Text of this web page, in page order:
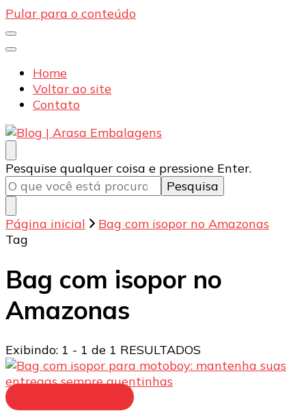
Pular para o conteúdo
Home
Voltar ao site
Contato
Blog | Arasa Embalagens
Confira conteúdos sobre embalagens para pizzas,
doces e salgados. Tudo para seu comércio com a
qualidade Arasa. Leia nossos conteúdos!
Procurando
algo?
Pesquise qualquer coisa e pressione Enter.
Página inicial
Bag com isopor no Amazonas
Tag
Bag com isopor no
Amazonas
Exibindo: 1 - 1 de 1 RESULTADOS